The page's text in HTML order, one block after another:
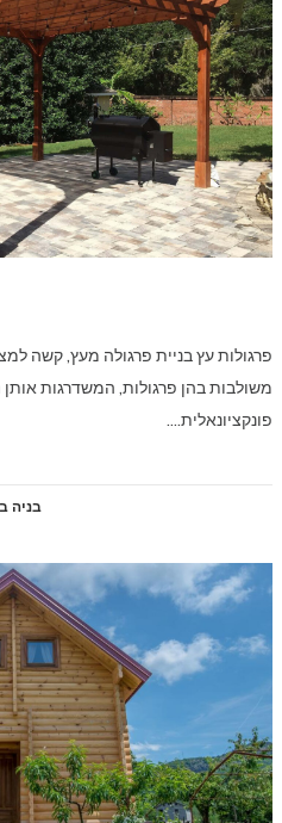
פרגולות עץ בניית פרגולה מעץ, קשה
משולבות בהן פרגולות, המשדרגות אותן
פונקציונאלית.…
בניה